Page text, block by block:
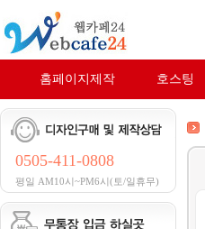
홈페이지제작 호스팅
0505-411-0808
평일 AM10시~PM6시(토/일휴무)